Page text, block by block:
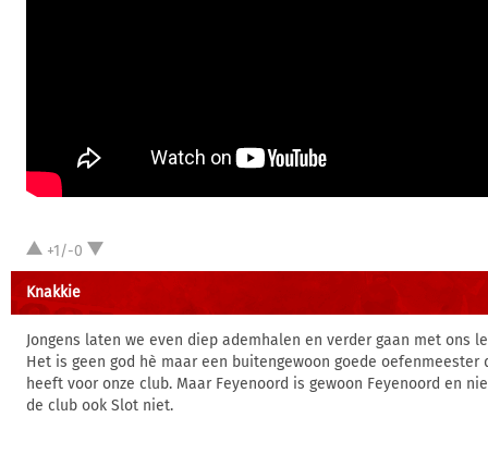
+1/-0
Knakkie
Jongens laten we even diep ademhalen en verder gaan met ons
Het is geen god hè maar een buitengewoon goede oefenmeester
heeft voor onze club. Maar Feyenoord is gewoon Feyenoord en
de club ook Slot niet.